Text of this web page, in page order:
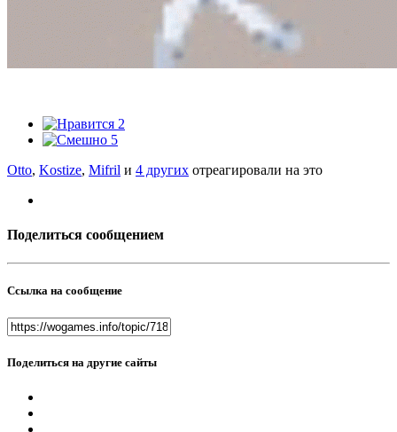
2
5
Otto, Kostize, Mifril и 4 других отреагировали на это
Поделиться сообщением
Ссылка на сообщение
Поделиться на другие сайты